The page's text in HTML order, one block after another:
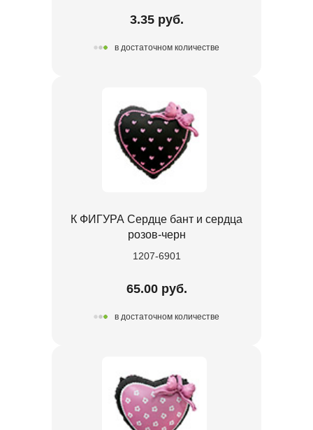
3.35 руб.
в достаточном количестве
К ФИГУРА Сердце бант и сердца
розов-черн
1207-6901
65.00 руб.
в достаточном количестве